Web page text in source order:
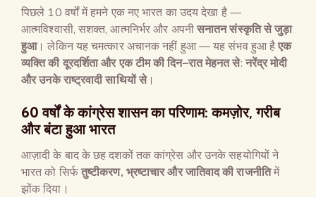
पिछले 10 वर्षों में हमने एक नए भारत का उदय देखा है —
आत्मविश्वासी, सशक्त, आत्मनिर्भर और अपनीसनातन संस्कृति से जुड़ा
हुआ। लेकिन यह चमत्कार अचानक नहीं हुआ — यह संभव हुआ हैएक
व्यक्ति की दूरदर्शिता और एक टीम की दिन–रात मेहनत से: नरेंद्र मोदी
और उनके राष्ट्रवादी साथियों से।
60 वर्षों के कांग्रेस शासन का परिणाम: कमज़ोर, गरीब
और बंटा हुआ भारत
आज़ादी के बाद के छह दशकों तक कांग्रेस और उनके सहयोगियों ने
भारत को सिर्फतुष्टीकरण, भ्रष्टाचार और जातिवाद की राजनीतिमें
झोंक दिया।